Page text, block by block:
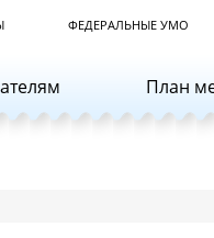
ФЕДЕРАЛЬНЫЕ УМО
План